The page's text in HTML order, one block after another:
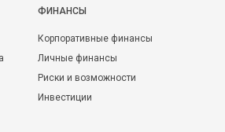
ФИНАНСЫ
Корпоративные финансы
Личные финансы
Риски и возможности
Инвестиции